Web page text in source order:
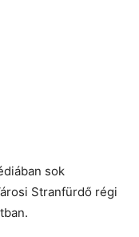
sok
Stranfürdő régi